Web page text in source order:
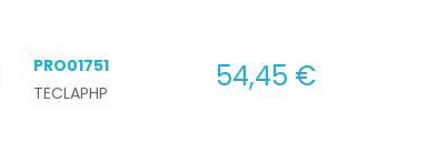
PRO01751
TECLAPHP
54,45 €